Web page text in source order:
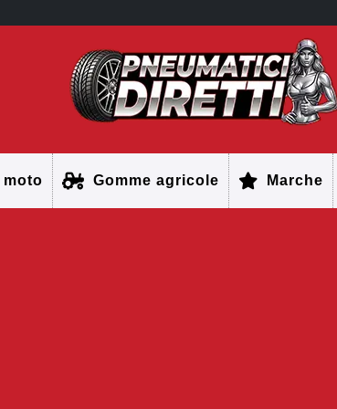
moto Gomme agricole Marche